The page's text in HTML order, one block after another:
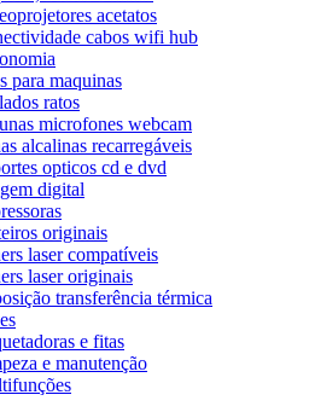
acetatos
cabos wifi hub
para maquinas
ratos
microfones webcam
alcalinas recarregáveis
opticos cd e dvd
digital
originais
laser compatíveis
laser originais
transferência térmica
e fitas
e manutenção